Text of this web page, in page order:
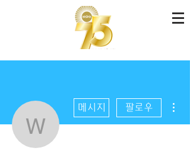
williampark95
메시지 팔로우